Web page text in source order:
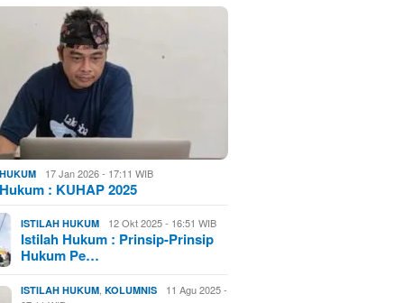
17 Jan 2026 - 17:11 WIB
: KUHAP 2025
ISTILAH HUKUM 12 Okt 2025 - 16:51 WIB
Istilah Hukum : Prinsip-Prinsip
Hukum Pe…
ISTILAH HUKUM ,KOLUMNIS
11 Agu 2025 -